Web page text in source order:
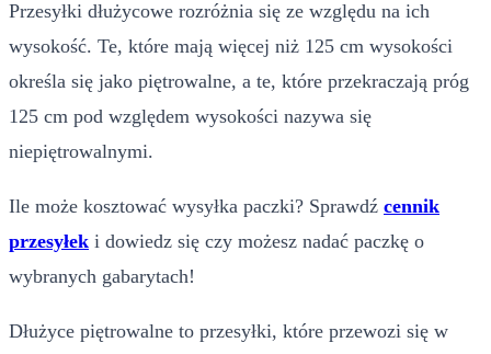
Przesyłki dłużycowe rozróżnia się ze względu na ich
wysokość. Te, które mają więcej niż 125 cm wysokości
określa się jako piętrowalne, a te, które przekraczają próg
125 cm pod względem wysokości nazywa się
niepiętrowalnymi.
Ile może kosztować wysyłka paczki? Sprawdź cennik
przesyłek i dowiedz się czy możesz nadać paczkę o
wybranych gabarytach!
Dłużyce piętrowalne to przesyłki, które przewozi się w